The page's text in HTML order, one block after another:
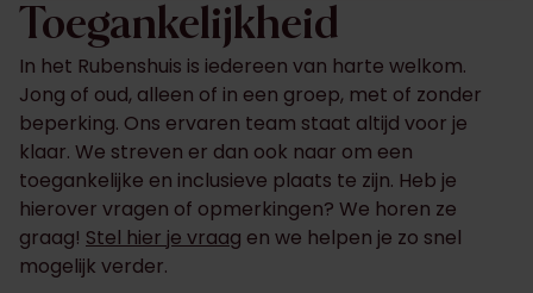
Toegankelijkheid
In het Rubenshuis is iedereen van harte welkom.
Jong of oud, alleen of in een groep, met of zonder
beperking. Ons ervaren team staat altijd voor je
klaar. We streven er dan ook naar om een
toegankelijke en inclusieve plaats te zijn. Heb je
hierover vragen of opmerkingen? We horen ze
graag! Stel hier je vraag en we helpen je zo snel
mogelijk verder.